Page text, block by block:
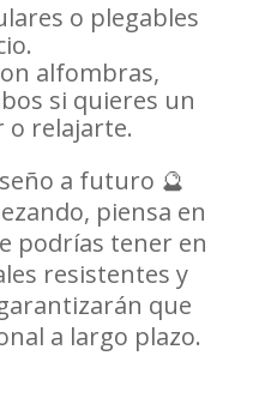
o plegables
alfombras,
si quieres un
o relajarte.
a futuro 🔮
piensa en
podrías tener en
resistentes y
que
a largo plazo.